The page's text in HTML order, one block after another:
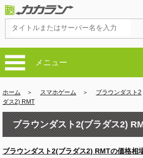
メニュー
ホーム ＞ スマホゲーム ＞ ブラウンダスト2
ダス2) RMT
ブラウンダスト2(ブラダス2)
ブラウンダスト2(ブラダス2) RMTの価格相